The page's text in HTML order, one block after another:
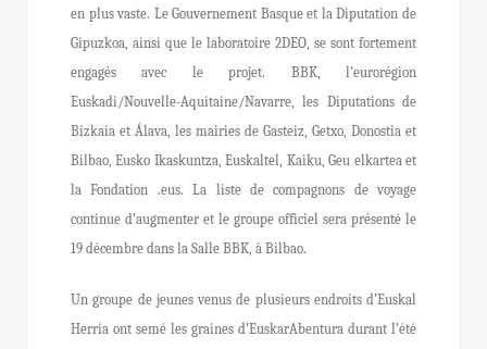
en plus vaste. Le Gouvernement Basque et la Diputation de
Gipuzkoa, ainsi que le laboratoire 2DEO, se sont fortement
engagés avec le projet. BBK, l’eurorégion
Euskadi/Nouvelle-Aquitaine/Navarre, les Diputations de
Bizkaia et Álava, les mairies de Gasteiz, Getxo, Donostia et
Bilbao, Eusko Ikaskuntza, Euskaltel, Kaiku, Geu elkartea et
la Fondation .eus. La liste de compagnons de voyage
continue d’augmenter et le groupe officiel sera présenté le
19 décembre dans la Salle BBK, à Bilbao.
Un groupe de jeunes venus de plusieurs endroits d’Euskal
Herria ont semé les graines d’EuskarAbentura durant l’été